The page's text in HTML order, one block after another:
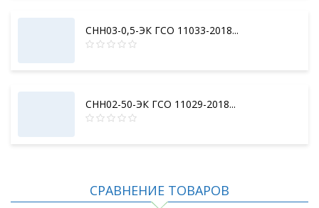
СНН03-0,5-ЭК ГСО 11033-2018...
СНН02-50-ЭК ГСО 11029-2018...
СРАВНЕНИЕ ТОВАРОВ